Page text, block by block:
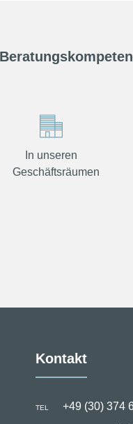
In unseren
Geschäftsräumen
Kontakt
TEL +49 (30) 374